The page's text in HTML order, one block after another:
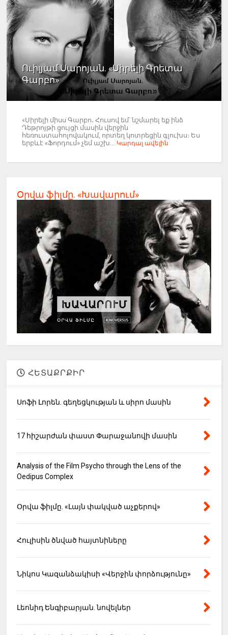
Ուիլյամ Սարոյան. «Սիրելի Գրետա
Գարբո»
«Սիրելի միսս Գարբո․ Հուսով եմ՝ նշմարել եք ինձ
Դեթրոյթի ցույցի մասին վերջին
հեռուստահոլովակում, որտեղ կոտրեցին գլուխս։ Ես
երբևէ «Ֆորդում» չեմ աշխ... Կարդալ ավելին
Օրվա ֆիլմը. «Խավարում»
ՀԵՏԱՔՐՔԻՐ
Սոֆի Լորեն. գեղեցկության և սիրո մասին
17 հիշարժան փաստ Փարաջանովի մասին
Analysis of the Film Psycho through the Lens of the
Oedipus Complex
Օրվա ֆիլմը. «Լայն փակված աչքերով»
Հուլիսին ծնված հայտնիները
Նիկոս Կազանձակիսի «Վերջին փորձությունը»
Լեոնիդ Ենգիբարյան. նովելներ